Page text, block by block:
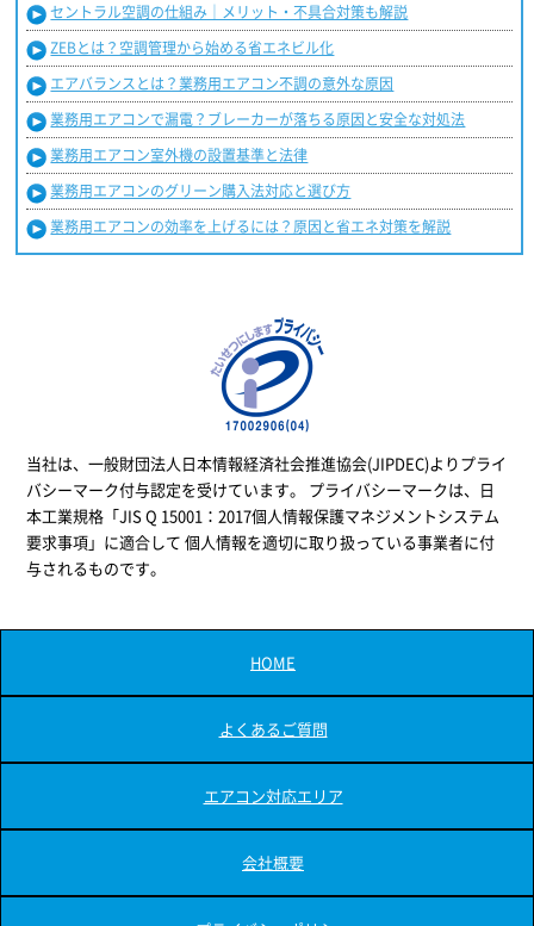
セントラル空調の仕組み｜メリット・不具合対策も解説
ZEBとは？空調管理から始める省エネビル化
エアバランスとは？業務用エアコン不調の意外な原因
業務用エアコンで漏電？ブレーカーが落ちる原因と安全な対処法
業務用エアコン室外機の設置基準と法律
業務用エアコンのグリーン購入法対応と選び方
業務用エアコンの効率を上げるには？原因と省エネ対策を解説
当社は、一般財団法人日本情報経済社会推進協会(JIPDEC)よりプライ
バシーマーク付与認定を受けています。 プライバシーマークは、日
本工業規格「JIS Q 15001：2017個人情報保護マネジメントシステム
要求事項」に適合して 個人情報を適切に取り扱っている事業者に付
与されるものです。
HOME
よくあるご質問
エアコン対応エリア
会社概要